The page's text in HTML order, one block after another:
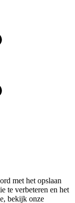
met het opslaan
te verbeteren en het
bekijk onze